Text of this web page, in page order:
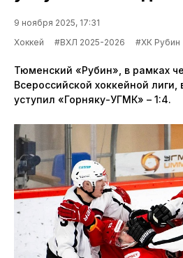
9 ноября 2025, 17:31
Хоккей
#ВХЛ 2025-2026 #ХК Рубин
Тюменский «Рубин», в рамках
Всероссийской хоккейной
уступил «Горняку-УГМК» – 1:4.